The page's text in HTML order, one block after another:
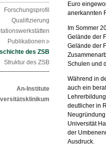
Forschungsprofil
Qualifizierung
Publikationen
des ZSB
Struktur des ZSB
An-Institute
Euro
anerkannten
Im Sommer
Gelände der
Gelände der
Schulen und
Während in
auch ein
deutlicher in
Universität
der
Ausdruck.